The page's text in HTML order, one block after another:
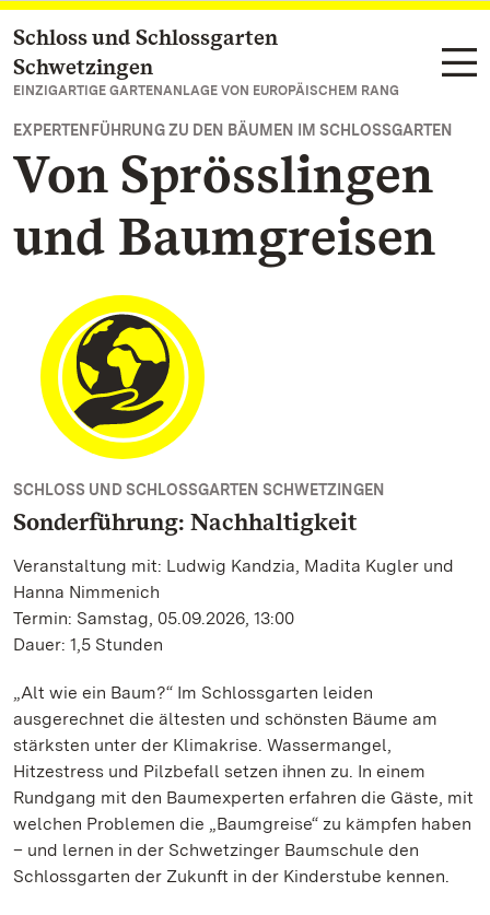
Zum Hauptinhalt springen
Schloss und Schlossgarten
Schwetzingen
EINZIGARTIGE GARTENANLAGE VON EUROPÄISCHEM RANG
EXPERTENFÜHRUNG ZU DEN BÄUMEN IM SCHLOSSGARTEN
Von Sprösslingen
und Baumgreisen
SCHLOSS UND SCHLOSSGARTEN SCHWETZINGEN
Sonderführung: Nachhaltigkeit
Veranstaltung mit: Ludwig Kandzia, Madita Kugler und
Hanna Nimmenich
Termin: Samstag, 05.09.2026, 13:00
Dauer: 1,5 Stunden
„Alt wie ein Baum?“ Im Schlossgarten leiden
ausgerechnet die ältesten und schönsten Bäume am
stärksten unter der Klimakrise. Wassermangel,
Hitzestress und Pilzbefall setzen ihnen zu. In einem
Rundgang mit den Baumexperten erfahren die Gäste, mit
welchen Problemen die „Baumgreise“ zu kämpfen haben
– und lernen in der Schwetzinger Baumschule den
Schlossgarten der Zukunft in der Kinderstube kennen.